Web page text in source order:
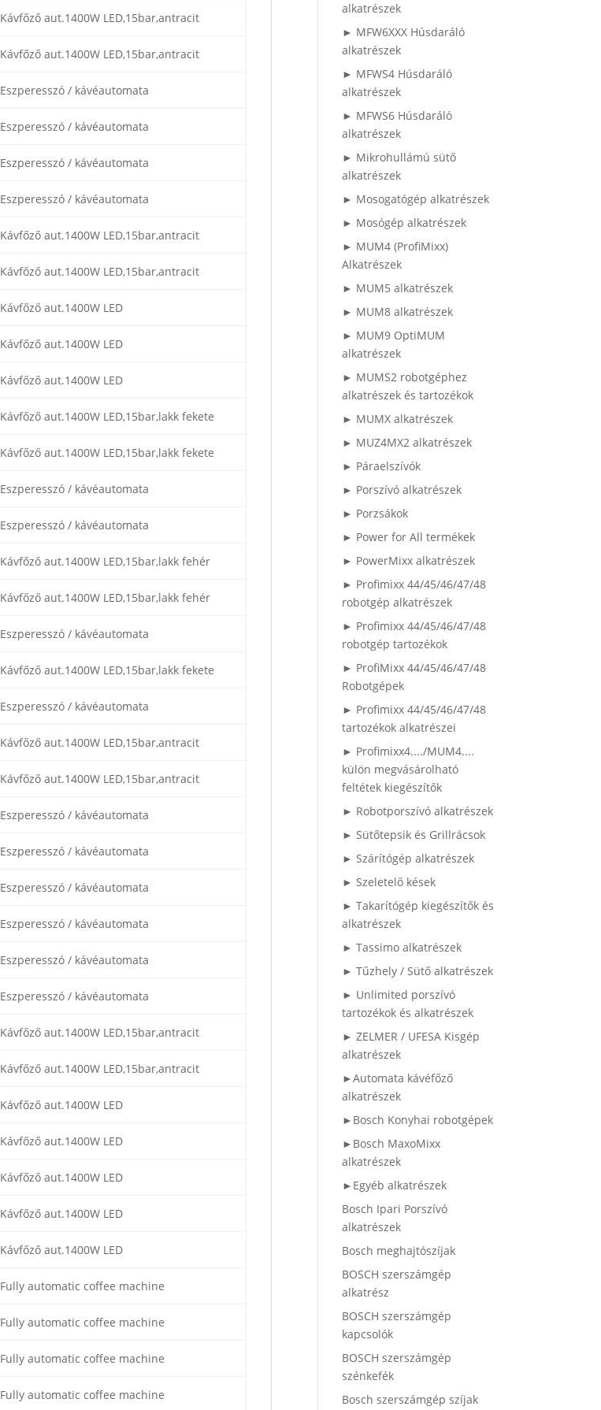
Kávfőző aut.1400W LED,15bar,antracit
Kávfőző aut.1400W LED,15bar,antracit
Eszperesszó / kávéautomata
Eszperesszó / kávéautomata
Eszperesszó / kávéautomata
Eszperesszó / kávéautomata
Kávfőző aut.1400W LED,15bar,antracit
Kávfőző aut.1400W LED,15bar,antracit
Kávfőző aut.1400W LED
Kávfőző aut.1400W LED
Kávfőző aut.1400W LED
Kávfőző aut.1400W LED,15bar,lakk fekete
Kávfőző aut.1400W LED,15bar,lakk fekete
Eszperesszó / kávéautomata
Eszperesszó / kávéautomata
Kávfőző aut.1400W LED,15bar,lakk fehér
Kávfőző aut.1400W LED,15bar,lakk fehér
Eszperesszó / kávéautomata
Kávfőző aut.1400W LED,15bar,lakk fekete
Eszperesszó / kávéautomata
Kávfőző aut.1400W LED,15bar,antracit
Kávfőző aut.1400W LED,15bar,antracit
Eszperesszó / kávéautomata
Eszperesszó / kávéautomata
Eszperesszó / kávéautomata
Eszperesszó / kávéautomata
Eszperesszó / kávéautomata
Eszperesszó / kávéautomata
Kávfőző aut.1400W LED,15bar,antracit
Kávfőző aut.1400W LED,15bar,antracit
Kávfőző aut.1400W LED
Kávfőző aut.1400W LED
Kávfőző aut.1400W LED
Kávfőző aut.1400W LED
Kávfőző aut.1400W LED
Fully automatic coffee machine
Fully automatic coffee machine
Fully automatic coffee machine
Fully automatic coffee machine
alkatrészek
► MFW6XXX Húsdaráló
alkatrészek
► MFWS4 Húsdaráló
alkatrészek
► MFWS6 Húsdaráló
alkatrészek
► Mikrohullámú sütő
alkatrészek
► Mosogatógép alkatrészek
► Mosógép alkatrészek
► MUM4 (ProfiMixx)
Alkatrészek
► MUM5 alkatrészek
► MUM8 alkatrészek
► MUM9 OptiMUM
alkatrészek
► MUMS2 robotgéphez
alkatrészek és tartozékok
► MUMX alkatrészek
► MUZ4MX2 alkatrészek
► Páraelszívók
► Porszívó alkatrészek
► Porzsákok
► Power for All termékek
► PowerMixx alkatrészek
► Profimixx 44/45/46/47/48
robotgép alkatrészek
► Profimixx 44/45/46/47/48
robotgép tartozékok
► ProfiMixx 44/45/46/47/48
Robotgépek
► Profimixx 44/45/46/47/48
tartozékok alkatrészei
► Profimixx4..../MUM4....
külön megvásárolható
feltétek kiegészítők
► Robotporszívó alkatrészek
► Sütőtepsik és Grillrácsok
► Szárítógép alkatrészek
► Szeletelő kések
► Takarítógép kiegészítők és
alkatrészek
► Tassimo alkatrészek
► Tűzhely / Sütő alkatrészek
► Unlimited porszívó
tartozékok és alkatrészek
► ZELMER / UFESA Kisgép
alkatrészek
►Automata kávéfőző
alkatrészek
►Bosch Konyhai robotgépek
►Bosch MaxoMixx
alkatrészek
►Egyéb alkatrészek
Bosch Ipari Porszívó
alkatrészek
Bosch meghajtószíjak
BOSCH szerszámgép
alkatrész
BOSCH szerszámgép
kapcsolók
BOSCH szerszámgép
szénkefék
Bosch szerszámgép szíjak